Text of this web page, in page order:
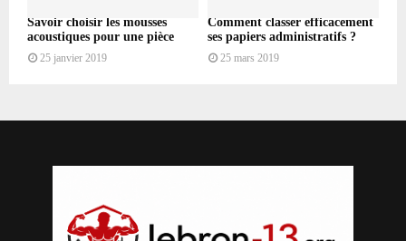
Savoir choisir les mousses
acoustiques pour une pièce
25 janvier 2019
Comment classer efficacement
ses papiers administratifs ?
25 mars 2019